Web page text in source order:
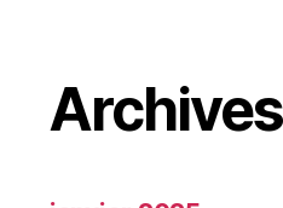
Archives